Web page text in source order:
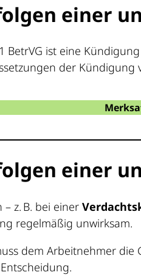
einer
BetrVG ist eine Kündigung
der Kündigung
einer
z. B. bei einer
regelmäßig unwirksam.
dem Arbeitnehmer